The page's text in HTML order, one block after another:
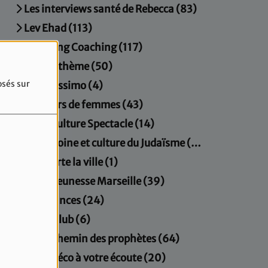
sur
Les interviews santé de Rebecca (83)
Lev Ehad (113)
Morning Coaching (117)
Musicathème (50)
Orientissimo (4)
Parcours de femmes (43)
Paris Culture Spectacle (14)
Patrimoine et culture du Judaïsme (20)
Plus verte la ville (1)
Radio Jeunesse Marseille (39)
Résonances (24)
Sport Club (6)
Sur le chemin des prophètes (64)
Un gynéco à votre écoute (20)